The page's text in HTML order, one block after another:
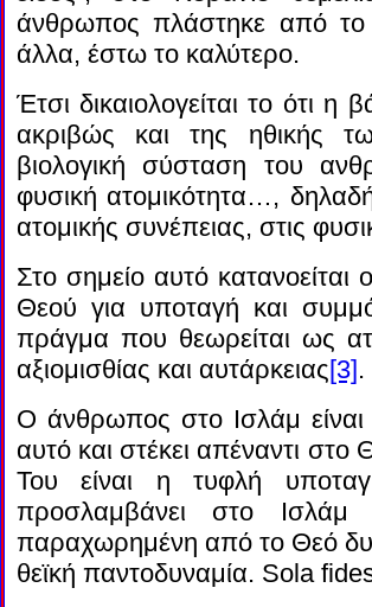
άνθρωπος πλάστηκε από
άλλα, έστω το καλύτερο.
Έτσι δικαιολογείται το ότι
ακριβώς και της ηθικής
βιολογική σύσταση του
φυσική ατομικότητα…,
ατομικής συνέπειας, στις
Στο σημείο αυτό
Θεού για υποταγή και
πράγμα που θεωρείται ως
αξιομισθίας και αυτάρκειας[3].
Ο άνθρωπος στο Ισλάμ
αυτό και στέκει απέναντι
Του είναι η τυφλή
προσλαμβάνει στο Ισλάμ
παραχωρημένη από το Θεό
θεϊκή παντοδυναμία. Sola